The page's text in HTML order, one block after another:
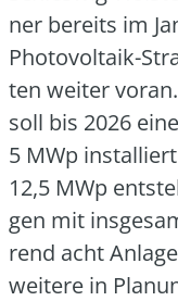
ner bereits im
Pho­to­vol­ta­ik-
ten wei­ter
soll bis 2026
5 MWp
12,5 MWp
gen mit
rend acht
wei­te­re in